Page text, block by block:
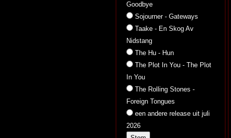
Goodbye
Sojourner - Gateways
Taake - En Skog Av
Nidstang
The Hu - Hun
The Plot In You - The Plot
In You
The Rolling Stones -
Foreign Tongues
een andere release uit juli
2026